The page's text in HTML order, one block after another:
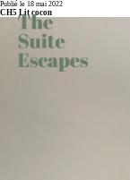
Publié le 18 mai 2022
CH5 Lit cocon